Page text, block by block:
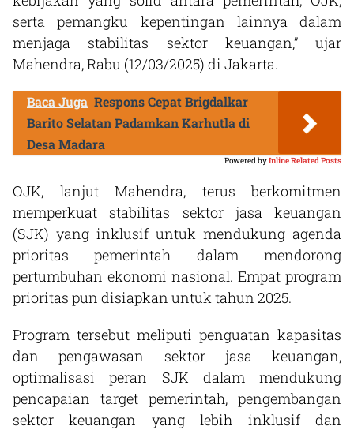
serta pemangku kepentingan lainnya dalam
menjaga stabilitas sektor keuangan,” ujar
Mahendra, Rabu (12/03/2025) di Jakarta.
Baca Juga Respons Cepat Brigdalkar
Barito Selatan Padamkan Karhutla di
Desa Madara
Powered byInline Related Posts
OJK, lanjut Mahendra, terus berkomitmen
memperkuat stabilitas sektor jasa keuangan
(SJK) yang inklusif untuk mendukung agenda
prioritas pemerintah dalam mendorong
pertumbuhan ekonomi nasional. Empat program
prioritas pun disiapkan untuk tahun 2025.
Program tersebut meliputi penguatan kapasitas
dan pengawasan sektor jasa keuangan,
optimalisasi peran SJK dalam mendukung
pencapaian target pemerintah, pengembangan
sektor keuangan yang lebih inklusif dan